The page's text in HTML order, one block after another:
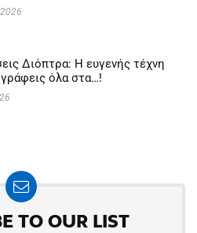
Διόπτρα: Η ευγενής τέχνη
όλα στα…!
TO OUR LIST